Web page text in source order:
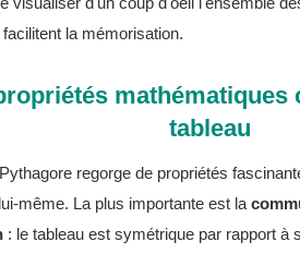
la mémorisation.
mathématiques
tableau
regorge de propriétés
même. La plus importante est la
: le tableau est symétrique par rapport à